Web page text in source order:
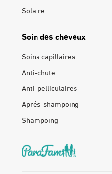
Solaire
Soin des cheveux
Soins capillaires
Anti-chute
Anti-pelliculaires
Aprés-shampoing
Shampoing